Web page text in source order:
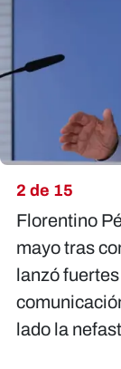
2 de 15
Florentino
mayo tras
lanzó
lado la